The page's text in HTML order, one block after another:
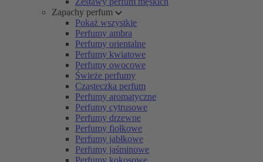
Zapachy perfum
Pokaż wszystkie
Perfumy ambra
Perfumy orientalne
Perfumy kwiatowe
Perfumy owocowe
Świeże perfumy
Cząsteczka perfum
Perfumy aromatyczne
Perfumy cytrusowe
Perfumy drzewne
Perfumy fiołkowe
Perfumy jabłkowe
Perfumy jaśminowe
Perfumy kokosowe